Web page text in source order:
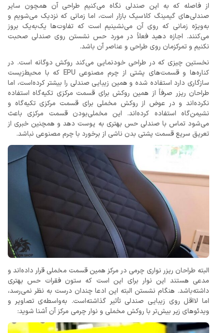
از فاصله که به این صندلی نگاه می‌کنیم طراحی آن همچون سایر
صندلی‌های گیمینگ کلاسیک بازار است، اما زمانی که نزدیک می‌شویم و
به‌ویژه زمانی که روی آن می‌نشینیم است که تفاوت‌ها یک‌به‌یک بروز
می‌کنند. اجازه دهید فعلاً در مورد حس نشستن روی صندلی صحبت
نکنیم و تمرکزمان روی طراحی و عناصر آن باشد.
نخستین چیزی که در طراحی خودنمایی می‌کند روکش دوگانه است. در
کناره‌ها و قسمت‌های پشتی از چرم مصنوعی EPU که با محیط‌زیست
سازگاری دارد استفاده شده و همین زیبایی صندلی را بیشتر کرده‌است، اما
طراحان ریزر صرفاً از همین روکش برای قسمت مرکزی تکیه‌گاه استفاده
نکرده‌اند و در عوض از روکش مخملی برای قسمت مرکزی تکیه‌گاه و
نشیمن‌گاه استفاده کرده‌اند. این مخملی‌بودن قسمت مرکزی باعث
می‌شود تماس با صندلی حس بهتری به پوست دهد و همچنین خبری از
تعریق سریع قسمت پشتی بدن ناشی از برخورد با چرم مصنوعی نباشد.
البته طراحان ریزر نواری چرمی در مرکز همین قسمت مخملی قرار داده‌اند و
مدعی هستند این نوار برای این است که ستون فقرات حس بهتری
داشته‌باشد. هنگام نشستن البته این ادعا چندان درست به نظر نمی‌رسد،
اما لااقل روی زیبایی صندلی تأثیر گذاشته‌است. به‌واسطه‌ی تصاویر و
ویدئوهای زیر بیش‌تر با روکش مخملی و نوار چرمی مرکز آن آشنا شوید: